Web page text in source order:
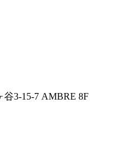
谷3-15-7 AMBRE 8F